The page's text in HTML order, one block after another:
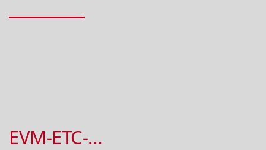
EVM-ETC-…